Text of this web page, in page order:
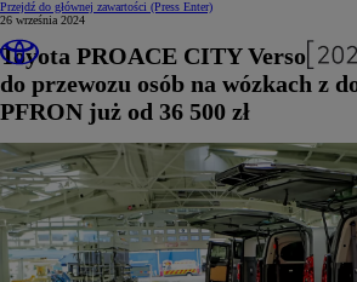
Przejdź do głównej zawartości (Press Enter)
26 września 2024
Toyota PROACE CITY Verso
do przewozu osób na wózkach z
PFRON już od 36 500 zł